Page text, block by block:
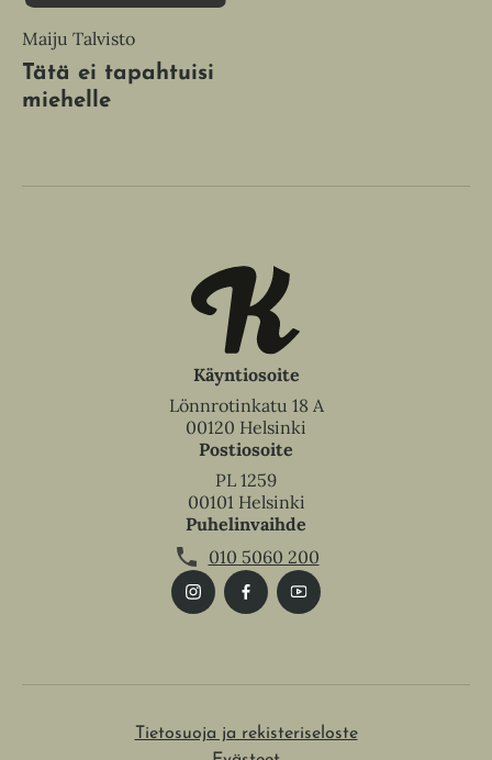
Maiju Talvisto
Tätä ei tapahtuisi
miehelle
Käyntiosoite
Lönnrotinkatu 18 A
00120 Helsinki
Postiosoite
PL 1259
00101 Helsinki
Puhelinvaihde
010 5060 200
Tietosuoja ja rekisteriseloste